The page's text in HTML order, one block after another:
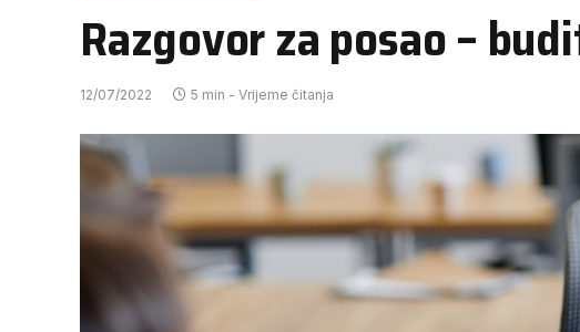
Razgovor za posao –
12/07/2022 5 min - Vrijeme čitanja